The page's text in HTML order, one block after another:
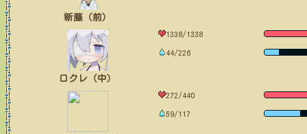
新藤（前）
ロクレ（中）
1338/1338
44/226
272/440
59/117